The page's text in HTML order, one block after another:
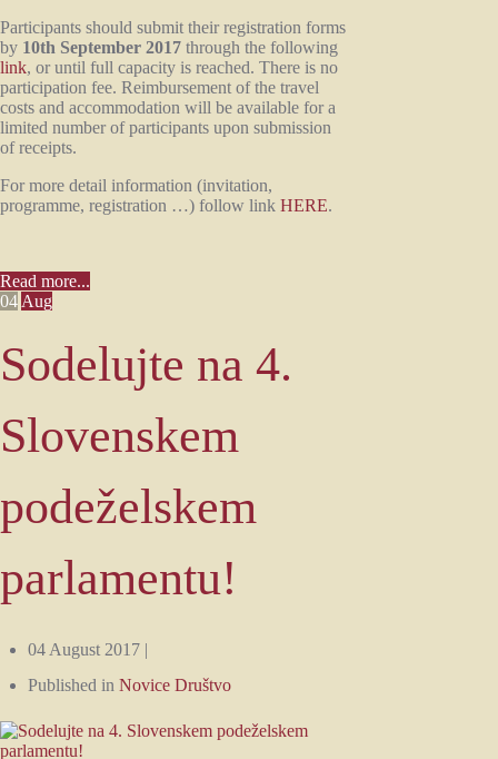
Participants should submit their registration forms
by 10th September 2017 through the following
link, or until full capacity is reached. There is no
participation fee. Reimbursement of the travel
costs and accommodation will be available for a
limited number of participants upon submission
of receipts.
For more detail information (invitation,
programme, registration …) follow link HERE.
Read more...
04 Aug
Sodelujte na 4.
Slovenskem
podeželskem
parlamentu!
04 August 2017 |
Published in Novice Društvo